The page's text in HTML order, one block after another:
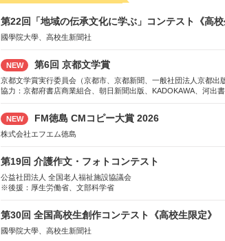
第22回「地域の伝承文化に学ぶ」コンテスト《高校
國學院大學、高校生新聞社
NEW 第6回 京都文学賞
京都文学賞実行委員会（京都市、京都新聞、一般社団法人京都出
協力：京都府書店商業組合、朝日新聞出版、KADOKAWA、河出
研究所、双葉社、文藝春秋、ポプラ社、毎日新聞出版
NEW FM徳島 CMコピー大賞 2026
株式会社エフエム徳島
第19回 介護作文・フォトコンテスト
公益社団法人 全国老人福祉施設協議会
※後援：厚生労働省、文部科学省
第30回 全国高校生創作コンテスト《高校生限定》
國學院大學、高校生新聞社